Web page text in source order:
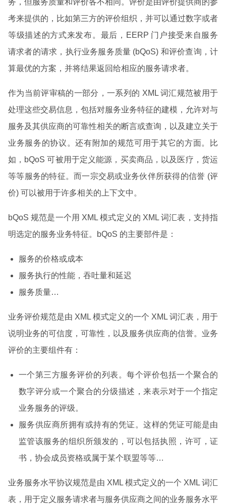
务，但服务质量和评价各不相同。评价是由评价提供商的参
考来提供的，比如第三方的评价组织，并可以通过数字或者
等级描述的方式来发布。最后，EERP 门户接受来自服务
请求者的请求，执行业务服务质量 (bQoS) 和评价查询，计
算最优的方案，并将结果返回给相应的服务请求者。
作为当前评审稿的一部分，一系列的 XML 词汇规范被用于
处理这些交易信息，包括对服务业务特征的建模，允许对与
服务及其供应商的可靠性相关的断言或查询，以及建立关于
业务服务的协议。还有附加的规范可用于其它的方面。比
如，bQoS 可被用于定义能源，买卖商品，以及医疗，货运
等等服务的特征。而一宗交易或业务伙伴所获得的信誉 (评
价) 可以被用于许多相关的上下文中。
bQoS 规范是一个用 XML 模式定义的 XML 词汇表，支持指
明选定的服务业务特征。bQoS 的主要部件是：
服务的价格或成本
服务执行的性能，吞吐量和延迟
服务质量…
业务评价规范是由 XML 模式定义的一个 XML 词汇表，用于
说明业务的可信度，可靠性，以及服务供应商的信誉。业务
评价的主要组件有：
一个第三方服务评价的列表。每个评价包括一个聚合的
数字评分或一个聚合的分级描述，来表示对于一个指定
业务服务的评级。
服务供应商所拥有或持有的凭证。这样的凭证可能是由
监管该服务的组织所颁发的，可以包括执照，许可，证
书，协会成员资格或属于某个联盟等等…
业务服务水平协议规范是由 XML 模式定义的一个 XML 词汇
表，用于定义服务请求者与服务供应商之间的业务服务水平